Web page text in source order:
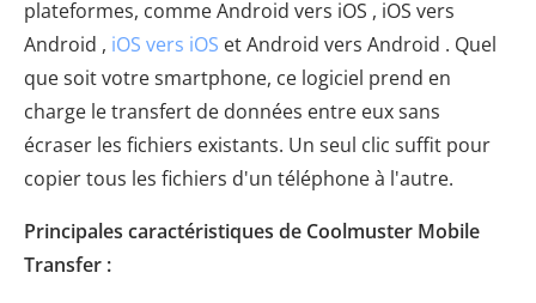
plateformes, comme Android vers iOS , iOS vers
Android , iOS vers iOS et Android vers Android . Quel
que soit votre smartphone, ce logiciel prend en
charge le transfert de données entre eux sans
écraser les fichiers existants. Un seul clic suffit pour
copier tous les fichiers d'un téléphone à l'autre.
Principales caractéristiques de Coolmuster Mobile
Transfer :